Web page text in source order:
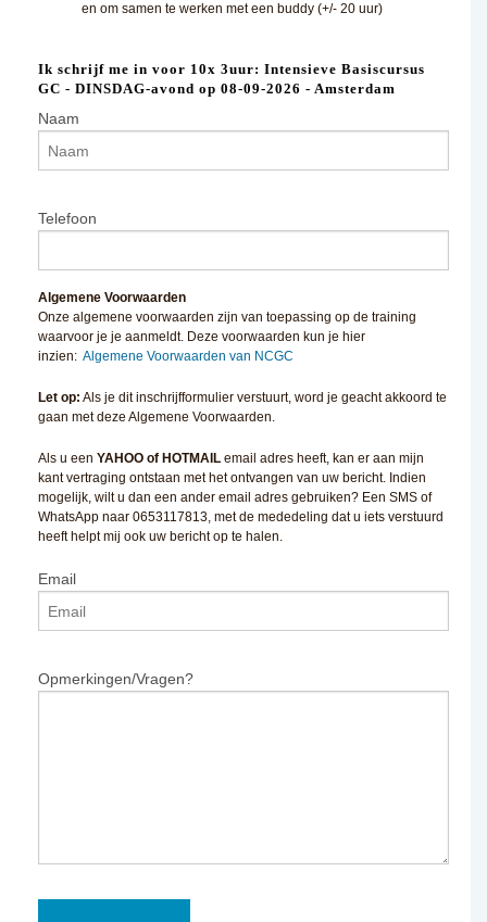
en om samen te werken met een buddy (+/- 20 uur)
Ik schrijf me in voor 10x 3uur: Intensieve Basiscursus
GC - DINSDAG-avond op 08-09-2026 - Amsterdam
Naam
Telefoon
Algemene Voorwaarden
Onze algemene voorwaarden zijn van toepassing op de training
waarvoor je je aanmeldt. Deze voorwaarden kun je hier
inzien: Algemene Voorwaarden van NCGC
Let op: Als je dit inschrijfformulier verstuurt, word je geacht akkoord te
gaan met deze Algemene Voorwaarden.
Als u een YAHOO of HOTMAIL email adres heeft, kan er aan mijn
kant vertraging ontstaan met het ontvangen van uw bericht. Indien
mogelijk, wilt u dan een ander email adres gebruiken? Een SMS of
WhatsApp naar 0653117813, met de mededeling dat u iets verstuurd
heeft helpt mij ook uw bericht op te halen.
Email
Opmerkingen/Vragen?